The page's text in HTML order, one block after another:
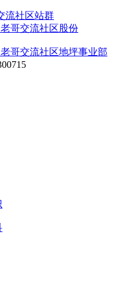
流社区站群
哥交流社区股份
哥交流社区地坪事业部